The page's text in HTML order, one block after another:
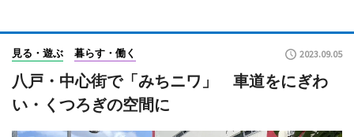
見る・遊ぶ 暮らす・働く 2023.09.05
八戸・中心街で「みちニワ」 車道をにぎわ
い・くつろぎの空間に